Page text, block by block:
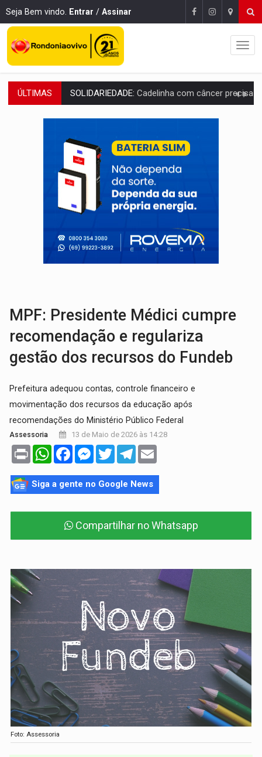
Seja Bem vindo. Entrar / Assinar
ÚLTIMAS DESAPARECIDO:Família procura por cachorrinho
URGENTE:DHPP se mobiliza para tentar localizar corpo de rapaz
DÉFICIT DE MANDATO:Contas do governo de Rondônia expõem meta
CREDIBILIDADE: Superintendentes da PF defendem independência e apoio
ALIANÇA PODEROSA:Chapa vitaminada pode alcançar larga e boa
SÃO PAULO:PM abre concurso público com 2.000 vagas para
CINEAMAZÔNIA:Filmes rondonienses provocam debate sobre temas urgentes
MPF: Presidente Médici cumpre
recomendação e regulariza
gestão dos recursos do Fundeb
Prefeitura adequou contas, controle financeiro e
movimentação dos recursos da educação após
recomendações do Ministério Público Federal
Assessoria 13 de Maio de 2026 às 14:28
Print WhatsAppFacebookMessenger
TwitterTelegram
Siga a gente no Google News
Compartilhar no Whatsapp
Foto: Assessoria